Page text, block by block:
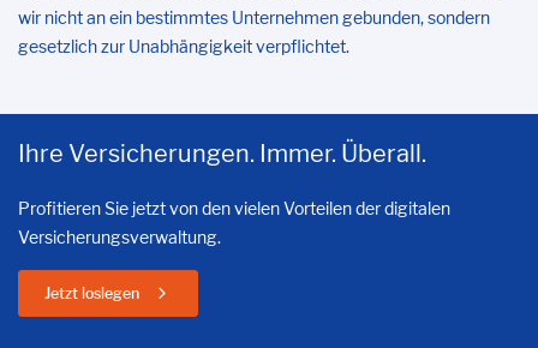
wir nicht an ein bestimmtes Unternehmen gebunden, sondern
gesetzlich zur Unabhängigkeit verpflichtet.
Ihre Versicherungen. Immer. Überall.
Profitieren Sie jetzt von den vielen Vorteilen der digitalen
Versicherungsverwaltung.
Jetzt loslegen